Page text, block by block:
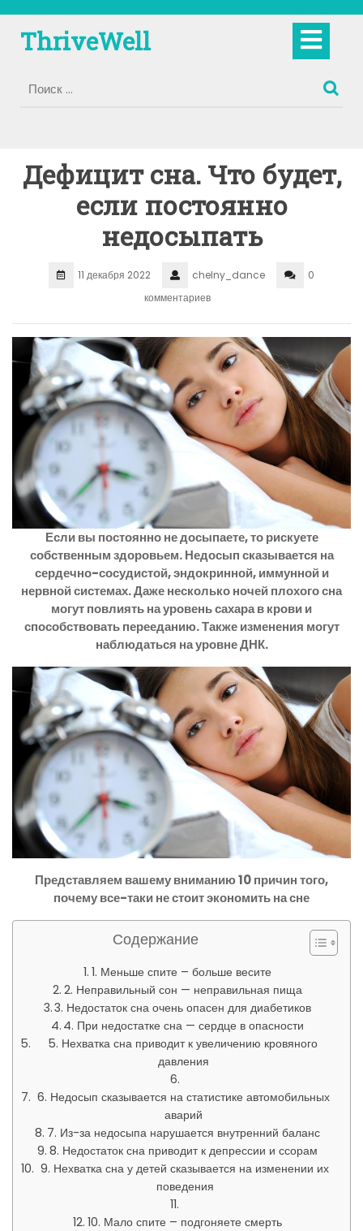
содержимому
ThriveWell
Дефицит сна. Что будет,
если постоянно
недосыпать
11 декабря 2022 chelny_dance
0
комментариев
Если вы постоянно не досыпаете, то рискуете
собственным здоровьем. Недосып сказывается на
сердечно-сосудистой, эндокринной, иммунной и
нервной системах. Даже несколько ночей плохого сна
могут повлиять на уровень сахара в крови и
способствовать перееданию. Также изменения могут
наблюдаться на уровне ДНК.
Представляем вашему вниманию 10 причин того,
почему все-таки не стоит экономить на сне
Содержание
1. Меньше спите – больше весите
2. Неправильный сон — неправильная пища
3. Недостаток сна очень опасен для диабетиков
4. При недостатке сна — сердце в опасности
5. Нехватка сна приводит к увеличению кровяного
давления
6. Недосып сказывается на статистике автомобильных
аварий
7. Из-за недосыпа нарушается внутренний баланс
8. Недостаток сна приводит к депрессии и ссорам
9. Нехватка сна у детей сказывается на изменении их
поведения
10. Мало спите – подгоняете смерть